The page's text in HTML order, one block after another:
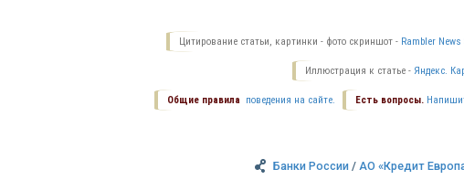
Цитирование статьи, картинки - фото скриншот - Rambler News
Иллюстрация к статье - Яндекс.
Есть вопросы.
Общие правила поведения на сайте.
Банки России / АО «Кредит